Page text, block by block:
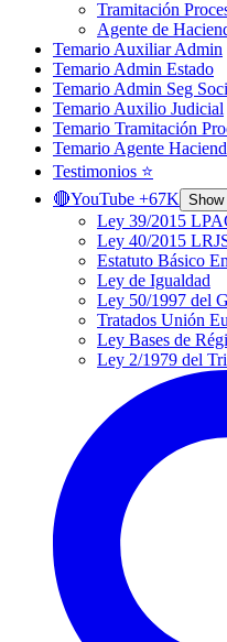
Tramitación
Agente de
Temario Auxiliar Admin
Temario Admin Estado
Temario Admin Seg
Temario Auxilio Judicial
Temario Tramitación
Temario Agente
Testimonios ⭐️
🔴YouTube +67K
Ley 39/2015
Ley 40/2015
Estatuto Básico
Ley de Igualdad
Ley 50/1997 del
Tratados Unión
Ley Bases de
Ley 2/1979 del